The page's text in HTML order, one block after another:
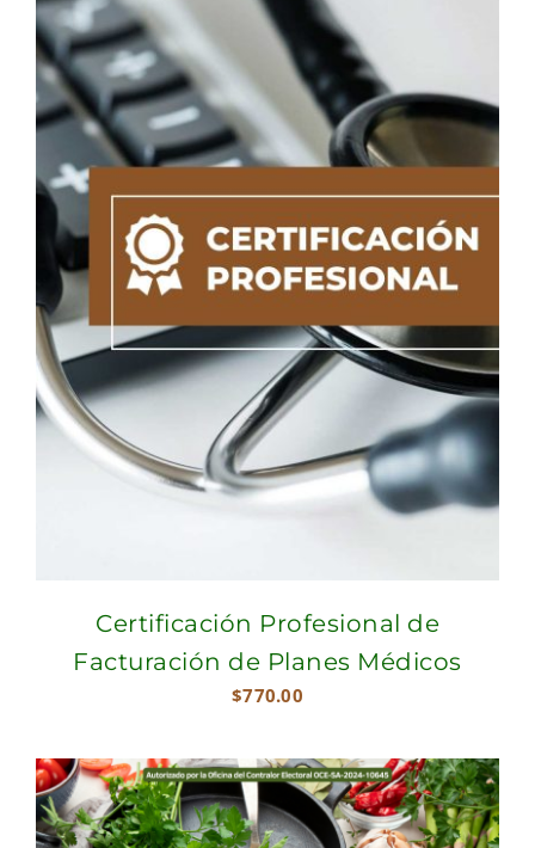
Certificación Profesional de
Facturación de Planes Médicos
$770.00